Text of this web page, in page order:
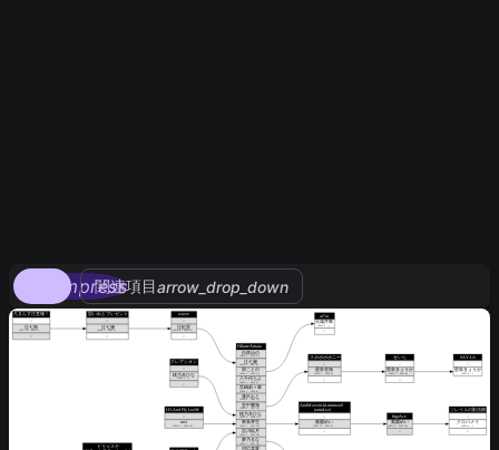
compress
関連項目arrow_drop_down